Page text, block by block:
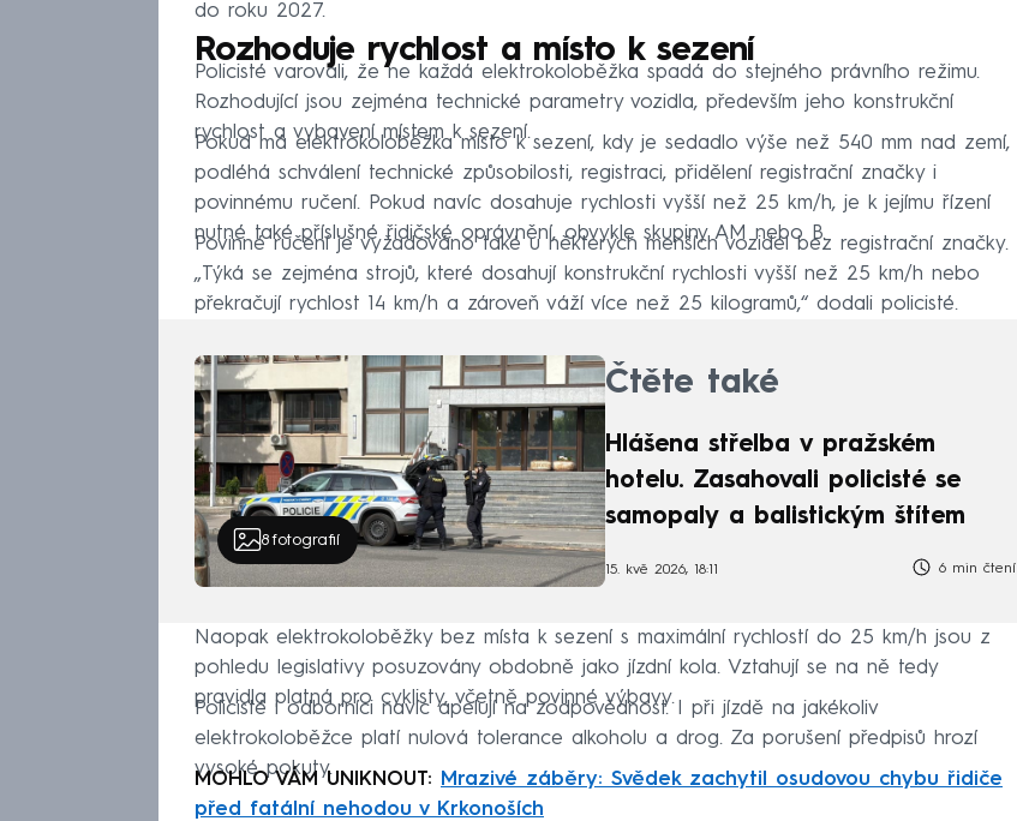
do roku 2027.
Rozhoduje rychlost a místo k sezení
Policisté varovali, že ne každá elektrokoloběžka spadá do stejného právního režimu.
Rozhodující jsou zejména technické parametry vozidla, především jeho konstrukční
rychlost a vybavení místem k sezení.
Pokud má elektrokoloběžka místo k sezení, kdy je sedadlo výše než 540 mm nad zemí,
podléhá schválení technické způsobilosti, registraci, přidělení registrační značky i
povinnému ručení. Pokud navíc dosahuje rychlosti vyšší než 25 km/h, je k jejímu řízení
nutné také příslušné řidičské oprávnění, obvykle skupiny AM nebo B.
Povinné ručení je vyžadováno také u některých menších vozidel bez registrační značky.
„Týká se zejména strojů, které dosahují konstrukční rychlosti vyšší než 25 km/h nebo
překračují rychlost 14 km/h a zároveň váží více než 25 kilogramů,“ dodali policisté.
8fotografií
Čtěte také
Hlášena střelba v pražském
hotelu. Zasahovali policisté se
samopaly a balistickým štítem
15. kvě 2026, 18:11 6 min čtení
Naopak elektrokoloběžky bez místa k sezení s maximální rychlostí do 25 km/h jsou z
pohledu legislativy posuzovány obdobně jako jízdní kola. Vztahují se na ně tedy
pravidla platná pro cyklisty, včetně povinné výbavy.
Policisté i odborníci navíc apelují na zodpovědnost. I při jízdě na jakékoliv
elektrokoloběžce platí nulová tolerance alkoholu a drog. Za porušení předpisů hrozí
vysoké pokuty.
MOHLO VÁM UNIKNOUT:
Mrazivé záběry: Svědek zachytil osudovou chybu řidiče
před fatální nehodou v Krkonoších